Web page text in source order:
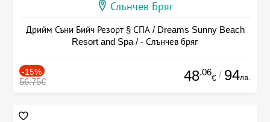
Слънчев Бряг
Дрийм Съни Бийч Резорт § СПА / Dreams Sunny Beach
Resort and Spa / - Слънчев бряг
-15%
56.75€ 48.06
€ / 94лв.